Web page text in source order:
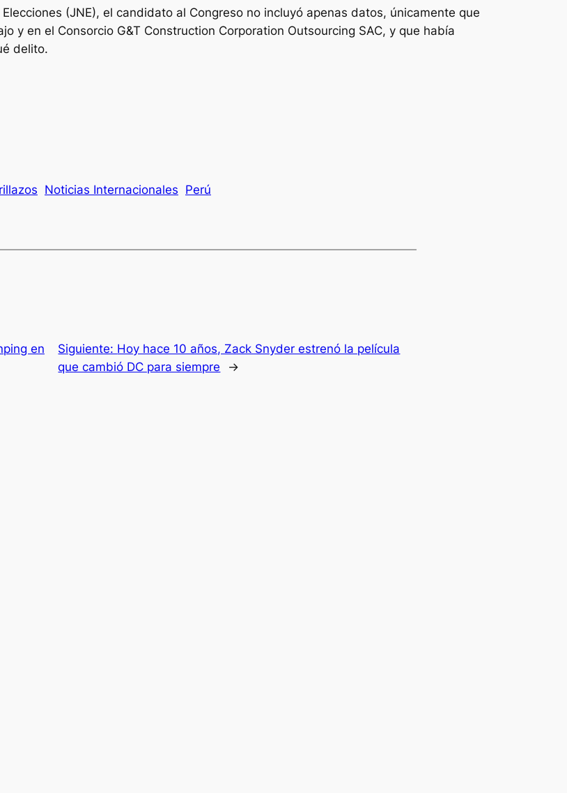
(JNE), el candidato al Congreso no incluyó apenas datos, únicamente que
y en el Consorcio G&T Construction Corporation Outsourcing SAC, y que había
delito.
Noticias Internacionales Perú
en
Siguiente: Hoy hace 10 años, Zack Snyder estrenó la película
que cambió DC para siempre
→